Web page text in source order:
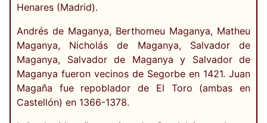
Henares (Madrid).
Andrés de Maganya, Berthomeu Maganya, Matheu
Maganya, Nicholás de Maganya, Salvador de
Maganya, Salvador de Maganya y Salvador de
Maganya fueron vecinos de Segorbe en 1421. Juan
Magaña fue repoblador de El Toro (ambas en
Castellón) en 1366-1378.